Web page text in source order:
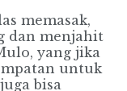
memasak,
dan menjahit
yang jika
untuk
bisa